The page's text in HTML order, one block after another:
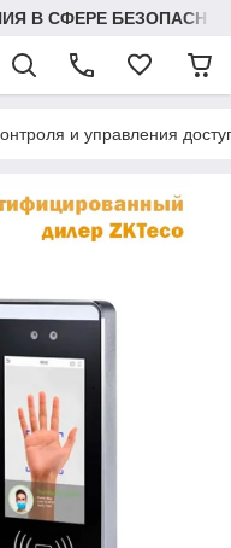
В СФЕРЕ
и управления